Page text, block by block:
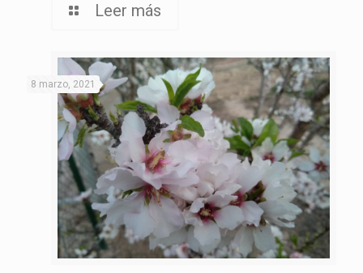
Leer más
8 marzo, 2021